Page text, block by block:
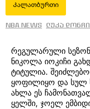
Კალათბურთი
NBA News ლუკა
რეგულარული
ნიკოლა იოკიჩი
ტიტულია.
ყოფილიყო და სულ
ახლა ეს
ყელში, ჯოელ